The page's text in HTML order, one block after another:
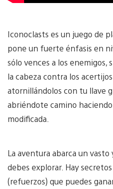
Iconoclasts es un juego de
pone un fuerte énfasis en
sólo vences a los
la cabeza contra los
atornillándolos con tu llave
abriéndote camino
modificada.
La aventura abarca un
debes explorar. Hay
(refuerzos) que puedes